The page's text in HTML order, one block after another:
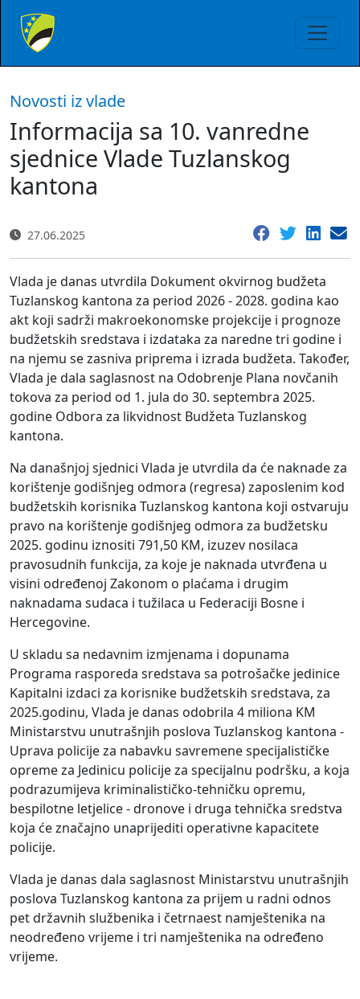
Novosti iz vlade
Informacija sa 10. vanredne
sjednice Vlade Tuzlanskog
kantona
27.06.2025
Vlada je danas utvrdila Dokument okvirnog budžeta
Tuzlanskog kantona za period 2026 - 2028. godina kao
akt koji sadrži makroekonomske projekcije i prognoze
budžetskih sredstava i izdataka za naredne tri godine i
na njemu se zasniva priprema i izrada budžeta. Također,
Vlada je dala saglasnost na Odobrenje Plana novčanih
tokova za period od 1. jula do 30. septembra 2025.
godine Odbora za likvidnost Budžeta Tuzlanskog
kantona.
Na današnjoj sjednici Vlada je utvrdila da će naknade za
korištenje godišnjeg odmora (regresa) zaposlenim kod
budžetskih korisnika Tuzlanskog kantona koji ostvaruju
pravo na korištenje godišnjeg odmora za budžetsku
2025. godinu iznositi 791,50 KM, izuzev nosilaca
pravosudnih funkcija, za koje je naknada utvrđena u
visini određenoj Zakonom o plaćama i drugim
naknadama sudaca i tužilaca u Federaciji Bosne i
Hercegovine.
U skladu sa nedavnim izmjenama i dopunama
Programa rasporeda sredstava sa potrošačke jedinice
Kapitalni izdaci za korisnike budžetskih sredstava, za
2025.godinu, Vlada je danas odobrila 4 miliona KM
Ministarstvu unutrašnjih poslova Tuzlanskog kantona -
Uprava policije za nabavku savremene specijalističke
opreme za Jedinicu policije za specijalnu podršku, a koja
podrazumijeva kriminalističko-tehničku opremu,
bespilotne letjelice - dronove i druga tehnička sredstva
koja će značajno unaprijediti operativne kapacitete
policije.
Vlada je danas dala saglasnost Ministarstvu unutrašnjih
poslova Tuzlanskog kantona za prijem u radni odnos
pet državnih službenika i četrnaest namještenika na
neodređeno vrijeme i tri namještenika na određeno
vrijeme.